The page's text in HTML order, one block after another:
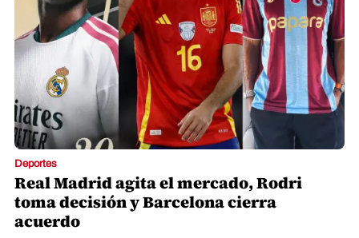
Deportes
Real Madrid agita el mercado, Rodri
toma decisión y Barcelona cierra
acuerdo